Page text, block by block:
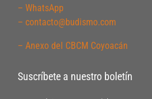
– WhatsApp
– contacto@budismo.com
– Anexo del CBCM Coyoacán
Suscríbete a nuestro boletín